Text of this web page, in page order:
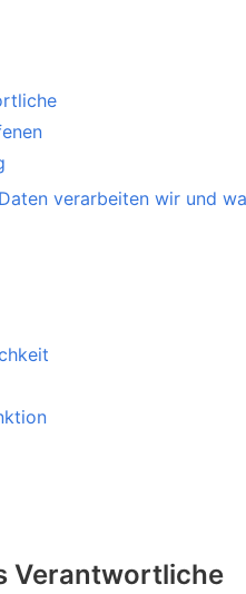
verarbeiten wir und
Verantwortliche